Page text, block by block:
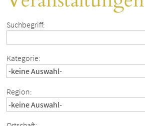
Suchbegriff:
Kategorie:
Region: